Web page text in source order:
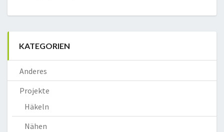
KATEGORIEN
Anderes
Projekte
Häkeln
Nähen